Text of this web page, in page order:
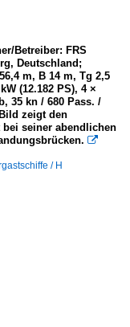
Betreiber: FRS
Deutschland;
m, B 14 m, Tg 2,5
(12.182 PS), 4 ×
35 kn / 680 Pass. /
zeigt den
bei seiner abendlichen

/ H